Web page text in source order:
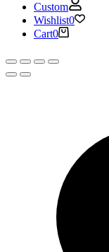
Custom
Wishlist0
Cart0